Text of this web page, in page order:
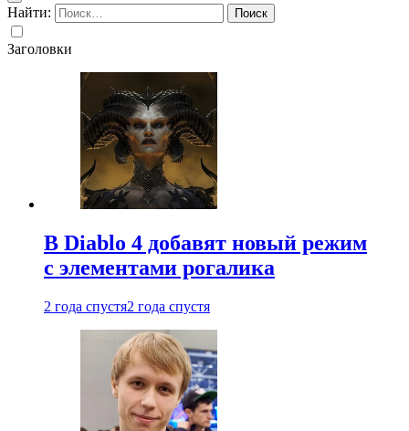
Найти:
Заголовки
В Diablo 4 добавят новый режим
с элементами рогалика
2 года спустя2 года спустя